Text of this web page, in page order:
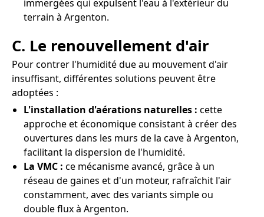
immergées qui expulsent l'eau à l'extérieur du
terrain à Argenton.
C. Le renouvellement d'air
Pour contrer l'humidité due au mouvement d'air
insuffisant, différentes solutions peuvent être
adoptées :
L'installation d'aérations naturelles : cette
approche et économique consistant à créer des
ouvertures dans les murs de la cave à Argenton,
facilitant la dispersion de l'humidité.
La VMC : ce mécanisme avancé, grâce à un
réseau de gaines et d'un moteur, rafraîchit l'air
constamment, avec des variants simple ou
double flux à Argenton.